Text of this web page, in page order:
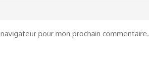
pour mon prochain commentaire.